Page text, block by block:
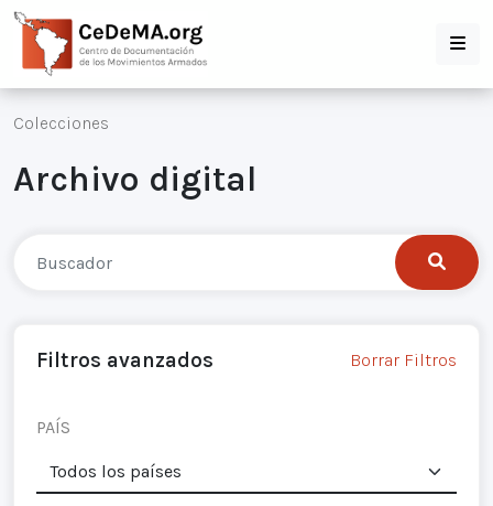
Colecciones
Archivo digital
Filtros avanzados Borrar Filtros
PAÍS